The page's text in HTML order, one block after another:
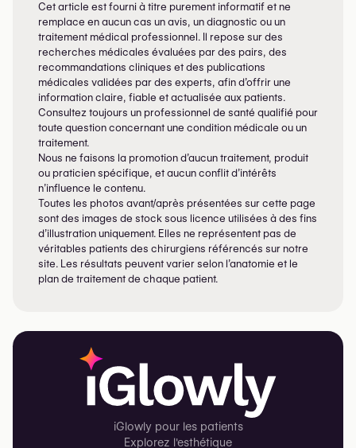
Trouvez un chirurgien spécialisé en
reconstruction mammaire près de chez
vous→
Cet article est fourni à titre purement informatif et ne
remplace en aucun cas un avis, un diagnostic ou un
traitement médical professionnel. Il repose sur des
recherches médicales évaluées par des pairs, des
recommandations cliniques et des publications
médicales validées par des experts, afin d’offrir une
information claire, fiable et actualisée aux patients.
Consultez toujours un professionnel de santé qualifié pour
toute question concernant une condition médicale ou un
traitement.
Nous ne faisons la promotion d’aucun traitement, produit
ou praticien spécifique, et aucun conflit d’intérêts
n’influence le contenu.
Toutes les photos avant/après présentées sur cette page
sont des images de stock sous licence utilisées à des fins
d’illustration uniquement. Elles ne représentent pas de
véritables patients des chirurgiens référencés sur notre
site. Les résultats peuvent varier selon l’anatomie et le
plan de traitement de chaque patient.
iGlowly pour les patients
Explorez l'esthétique